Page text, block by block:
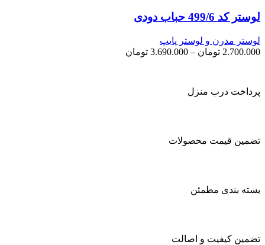
لوستر کد 499/6 حباب دودی
لوستر مدرن و لوستر پایپ
2.700.000 تومان –
3.690.000 تومان
پرداخت درب منزل
تضمین قیمت محصولات
بسته بندی مطمئن
تضمین کیفیت و اصالت